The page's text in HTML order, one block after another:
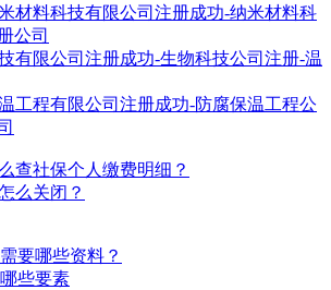
材料科技有限公司注册成功-纳米材料科
公司
有限公司注册成功-生物科技公司注册-温
工程有限公司注册成功-防腐保温工程公
查社保个人缴费明细？
么关闭？
要哪些资料？
些要素